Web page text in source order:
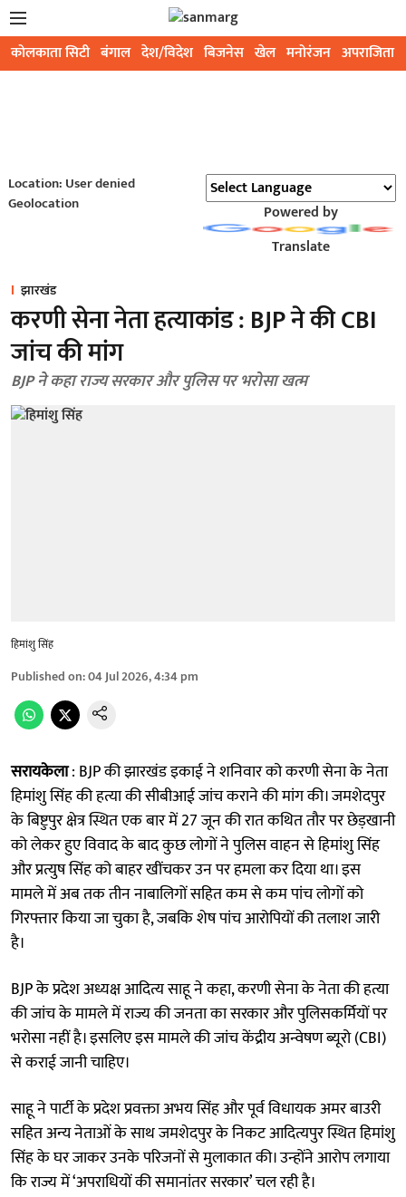
कोलकाता सिटी बंगाल देश/विदेश बिजनेस खेल मनोरंजन अपराजिता
Location: User denied
Geolocation
Powered by
Translate
झारखंड
करणी सेना नेता हत्याकांड : BJP ने की CBI
जांच की मांग
BJP ने कहा राज्य सरकार और पुलिस पर भरोसा खत्म
हिमांशु सिंह
Published on:04 Jul 2026, 4:34 pm
सरायकेला: BJP की झारखंड इकाई ने शनिवार को करणी सेना के नेता
हिमांशु सिंह की हत्या की सीबीआई जांच कराने की मांग की। जमशेदपुर
के बिष्टुपुर क्षेत्र स्थित एक बार में 27 जून की रात कथित तौर पर छेड़खानी
को लेकर हुए विवाद के बाद कुछ लोगों ने पुलिस वाहन से हिमांशु सिंह
और प्रत्युष सिंह को बाहर खींचकर उन पर हमला कर दिया था। इस
मामले में अब तक तीन नाबालिगों सहित कम से कम पांच लोगों को
गिरफ्तार किया जा चुका है, जबकि शेष पांच आरोपियों की तलाश जारी
है।
BJP के प्रदेश अध्यक्ष आदित्य साहू ने कहा, करणी सेना के नेता की हत्या
की जांच के मामले में राज्य की जनता का सरकार और पुलिसकर्मियों पर
भरोसा नहीं है। इसलिए इस मामले की जांच केंद्रीय अन्वेषण ब्यूरो (CBI)
से कराई जानी चाहिए।
साहू ने पार्टी के प्रदेश प्रवक्ता अभय सिंह और पूर्व विधायक अमर बाउरी
सहित अन्य नेताओं के साथ जमशेदपुर के निकट आदित्यपुर स्थित हिमांशु
सिंह के घर जाकर उनके परिजनों से मुलाकात की। उन्होंने आरोप लगाया
कि राज्य में ‘अपराधियों की समानांतर सरकार’ चल रही है।